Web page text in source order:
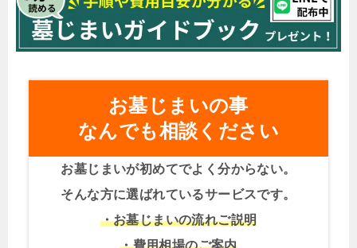
お墓じまいの事
なんでも相談ください
お墓じまいが初めてでよく分からない。
そんな方に選ばれているサービスです。
・お墓じまいの流れご説明